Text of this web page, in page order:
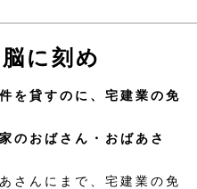
に刻め
を貸すのに、宅建業の免
のおばさん・おばあさ
さんにまで、宅建業の免